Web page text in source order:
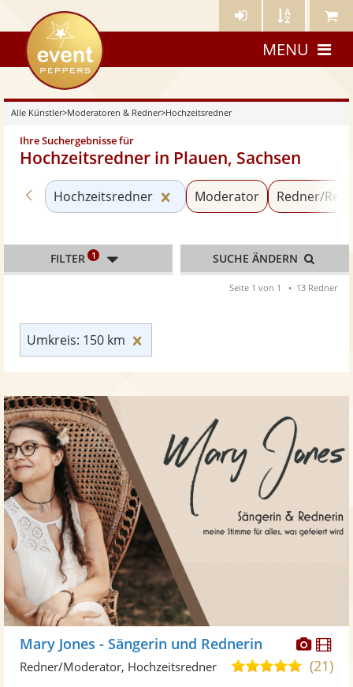
Künstler- Künstler Meine
eventpeppers
MENU
Alle Künstler>Moderatoren & Redner>Hochzeitsredner
Ihre Suchergebnisse für
Hochzeitsredner in Plauen, Sachsen
Zurück zu «Moderatoren & Redner»
Hochzeitsredner Kategorie
Moderator Redner/
Umkreis: 150 km
FILTER 1 SUCHE ÄNDERN
Seite 1 von 1 13 Redner
Mary Jones - Sängerin und Rednerin
5,0(21)
Redner/Moderator, Hochzeitsredner